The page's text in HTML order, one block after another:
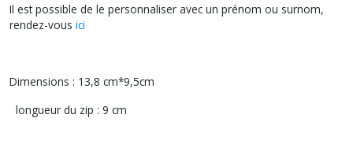
Il est possible de le personnaliser avec un prénom ou surnom,
rendez-vous ici
Dimensions : 13,8 cm*9,5cm
longueur du zip : 9 cm